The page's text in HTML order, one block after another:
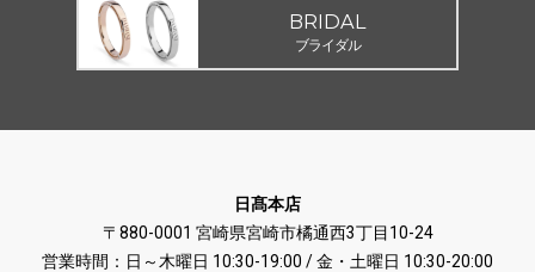
BRIDAL
ブライダル
日髙本店
〒880-0001 宮崎県宮崎市橘通西3丁目10-24
営業時間：日～木曜日 10:30-19:00 / 金・土曜日 10:30-20:00